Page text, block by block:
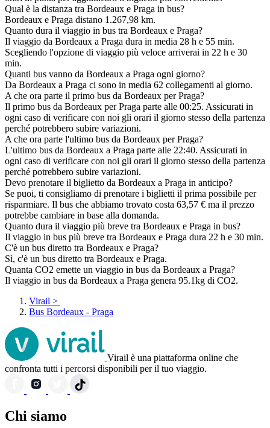
Qual è la distanza tra Bordeaux e Praga in bus?
Bordeaux e Praga distano 1.267,98 km.
Quanto dura il viaggio in bus tra Bordeaux e Praga?
Il viaggio da Bordeaux a Praga dura in media 28 h e 55 min.
Scegliendo l'opzione di viaggio più veloce arriverai in 22 h e 30
min.
Quanti bus vanno da Bordeaux a Praga ogni giorno?
Da Bordeaux a Praga ci sono in media 62 collegamenti al giorno.
A che ora parte il primo bus da Bordeaux per Praga?
Il primo bus da Bordeaux per Praga parte alle 00:25. Assicurati in
ogni caso di verificare con noi gli orari il giorno stesso della partenza
perché potrebbero subire variazioni.
A che ora parte l'ultimo bus da Bordeaux per Praga?
L'ultimo bus da Bordeaux a Praga parte alle 22:40. Assicurati in
ogni caso di verificare con noi gli orari il giorno stesso della partenza
perché potrebbero subire variazioni.
Devo prenotare il biglietto da Bordeaux a Praga in anticipo?
Se puoi, ti consigliamo di prenotare i biglietti il prima possibile per
risparmiare. Il bus che abbiamo trovato costa 63,57 € ma il prezzo
potrebbe cambiare in base alla domanda.
Quanto dura il viaggio più breve tra Bordeaux e Praga in bus?
Il viaggio in bus più breve tra Bordeaux e Praga dura 22 h e 30 min.
C'è un bus diretto tra Bordeaux e Praga?
Sì, c'è un bus diretto tra Bordeaux e Praga.
Quanta CO2 emette un viaggio in bus da Bordeaux a Praga?
Il viaggio in bus da Bordeaux a Praga genera 95.1kg di CO2.
Virail >
Bus Bordeaux - Praga
Virail è una piattaforma online che
confronta tutti i percorsi disponibili per il tuo viaggio.
Chi siamo